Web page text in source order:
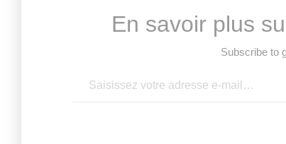
En savoir plus
Subscribe to